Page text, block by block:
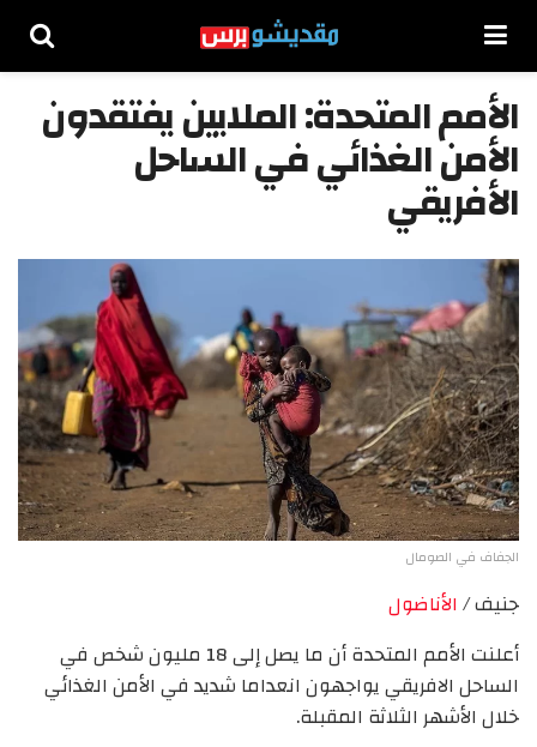
الأمم المتحدة: الملايين يفتقدون
الأمن الغذائي في الساحل
الأفريقي
الجفاف في الصومال
جنيف / الأناضول
أعلنت الأمم المتحدة أن ما يصل إلى 18 مليون شخص في
الساحل الافريقي يواجهون انعداما شديد في الأمن الغذائي
خلال الأشهر الثلاثة المقبلة.